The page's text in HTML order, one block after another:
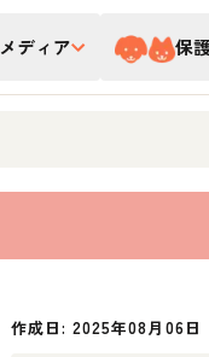
メディア 保
作成日:2025年08月06日